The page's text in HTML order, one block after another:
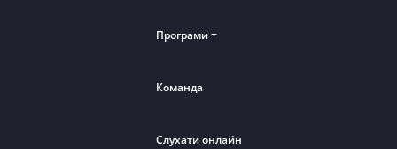
Програми
Команда
Слухати онлайн